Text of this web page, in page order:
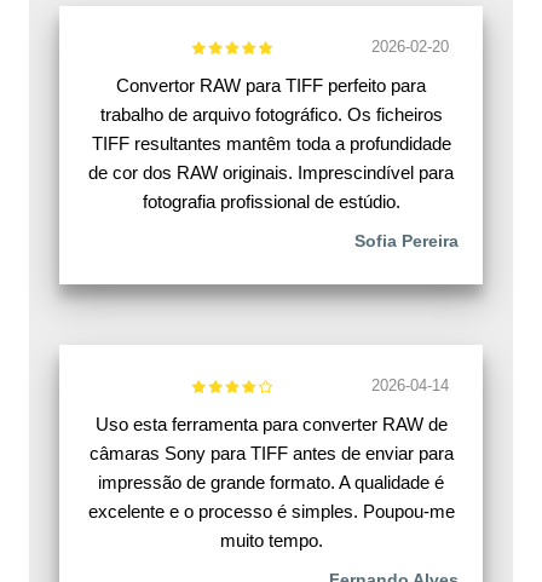
2026-02-20
Convertor RAW para TIFF perfeito para
trabalho de arquivo fotográfico. Os ficheiros
TIFF resultantes mantêm toda a profundidade
de cor dos RAW originais. Imprescindível para
fotografia profissional de estúdio.
Sofia Pereira
2026-04-14
Uso esta ferramenta para converter RAW de
câmaras Sony para TIFF antes de enviar para
impressão de grande formato. A qualidade é
excelente e o processo é simples. Poupou-me
muito tempo.